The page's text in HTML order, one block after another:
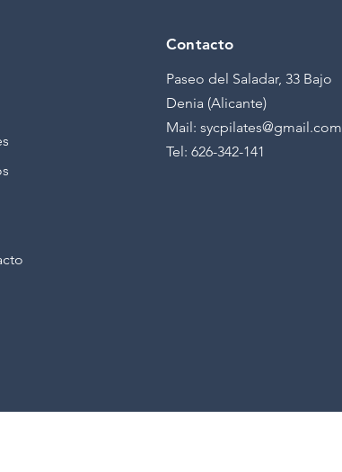
Contacto
Paseo del Saladar, 33 Bajo
Denia (Alicante)
Mail: sycpilates@gmail.com
Tel: 626-342-141